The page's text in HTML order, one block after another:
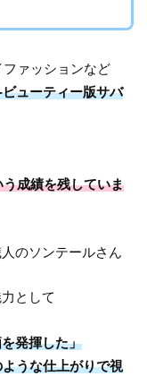
ァッションなど
ューティー版サバ
成績を残していま
のソンテールさん
として
発揮した」
うな仕上がりで視